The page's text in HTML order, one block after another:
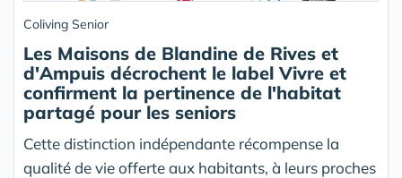
Coliving Senior
Les Maisons de Blandine de Rives et
d'Ampuis décrochent le label Vivre et
confirment la pertinence de l'habitat
partagé pour les seniors
Cette distinction indépendante récompense la
qualité de vie offerte aux habitants, à leurs proches